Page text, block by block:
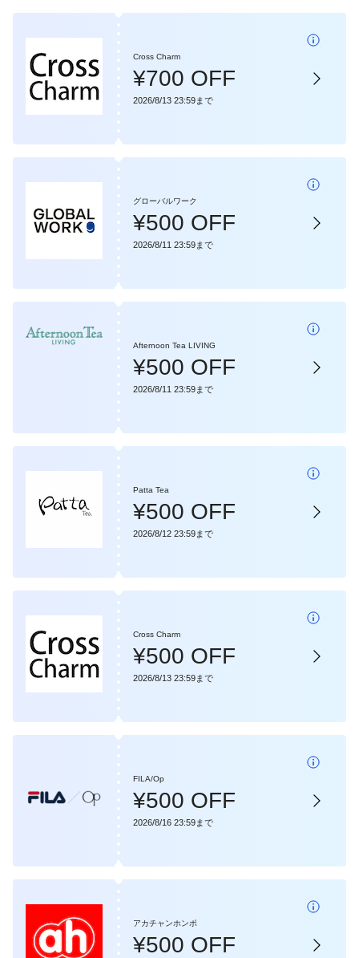
Cross Charm
¥700 OFF
2026/8/13 23:59まで
グローバルワーク
¥500 OFF
2026/8/11 23:59まで
Afternoon Tea LIVING
¥500 OFF
2026/8/11 23:59まで
Patta Tea
¥500 OFF
2026/8/12 23:59まで
Cross Charm
¥500 OFF
2026/8/13 23:59まで
FILA/Op
¥500 OFF
2026/8/16 23:59まで
アカチャンホンポ
¥500 OFF